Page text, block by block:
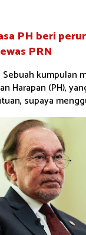
PH beri
PRN
Sebuah kumpulan
Harapan (PH),
supaya